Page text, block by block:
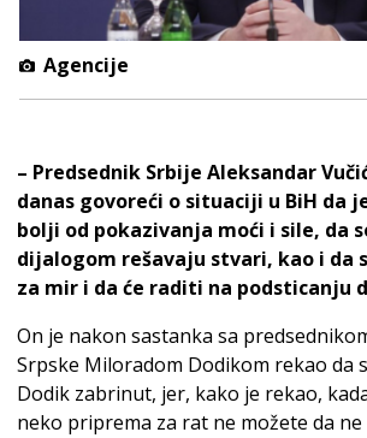
Agencije
– Predsednik Srbije Aleksandar
danas govoreći o situaciji u BiH da
bolji od pokazivanja moći i sile, da
dijalogom rešavaju stvari, kao i da
za mir i da će raditi na podsticanju
On je nakon sastanka sa
Srpske Miloradom Dodikom rekao da
Dodik zabrinut, jer, kako je rekao,
neko priprema za rat ne možete da